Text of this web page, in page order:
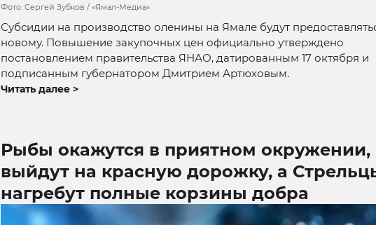
Фото: Сергей Зубков / «Ямал-Медиа»
Субсидии на производство оленины на Ямале будут
новому. Повышение закупочных цен официально утверждено
постановлением правительства ЯНАО, датированным 17 октября и
подписанным губернатором Дмитрием Артюховым.
Читать далее >
Рыбы окажутся в приятном окружении,
выйдут на красную дорожку, а
нагребут полные корзины добра